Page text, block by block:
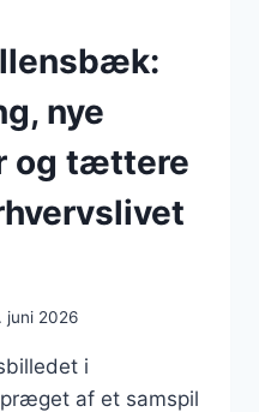
nye
og tættere
juni 2026
i
af et samspil